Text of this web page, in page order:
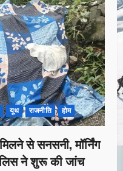
यूथ राजनीति होम
से सनसनी, मॉर्निंग
ने शुरू की जांच